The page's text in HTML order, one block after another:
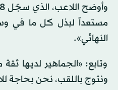
مستعداً لبذل كل ما في
النهائي».
وتابع: «الجماهير لديها
ونتوج باللقب، نحن بحاجة